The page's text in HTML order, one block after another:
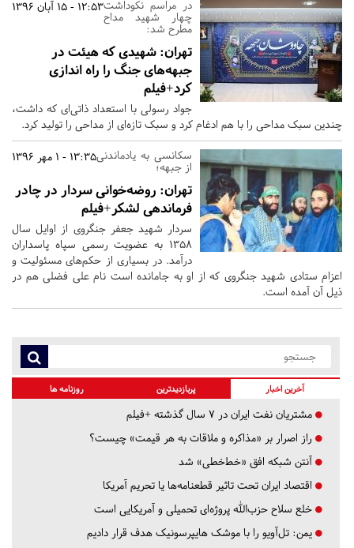
12:53 - 15 آبان 1396در مراسم نکوداشت
چهار شهید مداح
مطرح شد:‏
تهران: شهیدی که هیئت در
جبهه‌های جنگ را راه اندازی
کرد+فیلم
جواد رسولی با استعداد ذاتی‌ای که داشت،
چندین سبک مداحی را با هم ادغام کرد و سبک تازه‌ای از مداحی را تولید کرد.
13:35 - 1 مهر 1396سکانسی به یادماندنی
از جبهه؛
تهران: روضه‌خوانی سردار در چادر
فرماندهی لشکر+فیلم
سردار شهید جعفر جنگروی از اوایل سال
1358 به عضویت رسمی سپاه پاسداران
درآمد. در بسیاری از حکم‌های مسئولیت و
اعزام ستادی شهید جنگروی که از او به جامانده است نام علی فضلی هم در
ذیل آن آمده است.
آخرین اخبار پربازدیدترین روزنامه ها
مشتریان نفت ایران در ۷ سال گذشته +فیلم
راز اصرار بر «مذاکره و ملاقات به هر قیمت» چیست؟
آنتن شبکه افق «خط‌خطی» شد
اقتصاد ایران تحت تاثیر قطعنامه‌ها یا تحریم‌ آمریکا
خلع سلاح حزب‌الله پروژه‌ای تحمیلی و آمریکایی است
یمن: تل‌آویو را با موشک هایپرسونیک هدف قرار دادیم